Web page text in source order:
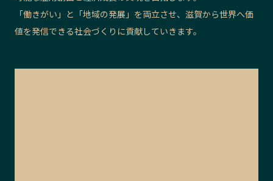
「働きがい」と「地域の発展」を両立させ、滋賀から世界へ価
値を発信できる社会づくりに貢献していきます。